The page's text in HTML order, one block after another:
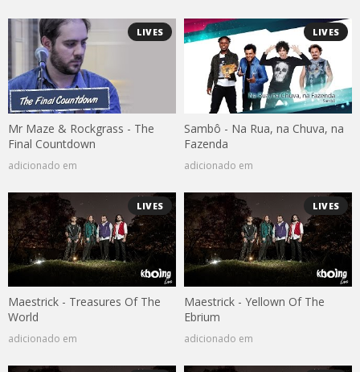
LIVES
Mr Maze & Rockgrass - The
Final Countdown
adicionado em
LIVES
Sambô - Na Rua, na Chuva, na
Fazenda
adicionado em
LIVES
Maestrick - Treasures Of The
World
adicionado em
LIVES
Maestrick - Yellown Of The
Ebrium
adicionado em